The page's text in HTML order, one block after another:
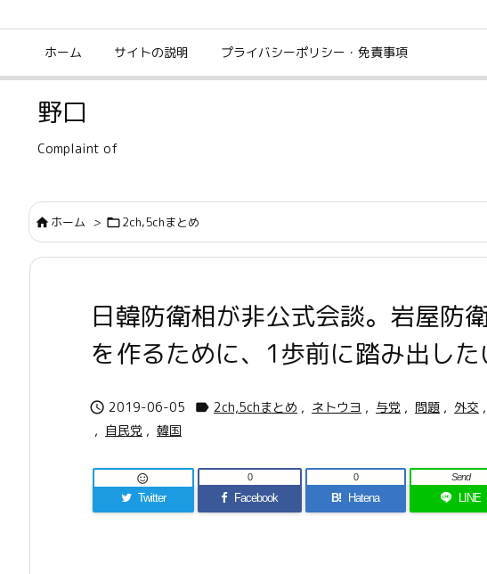
ホーム サイトの説明 プライバシーポリシー・免責事項
野口
Complaint of
ホーム > 2ch,5chまとめ
日韓防衛相が非公式会談。岩屋防
を作るために、1歩前に踏み出した
 2019-06-05  2ch,5chまとめ , ネトウヨ , 与党 , 問題 , 外交 ,
, 自民党 , 韓国
Twitter

Facebook
0
B! Hatena
0
LINE
Send